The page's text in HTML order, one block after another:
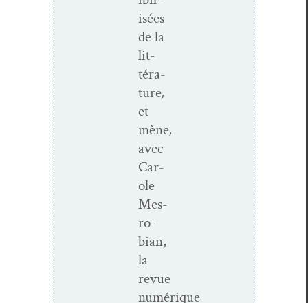
isées
de la
lit­
téra­
ture,
et
mène,
avec
Car­
ole
Mes­
ro­
bian,
la
revue
numérique